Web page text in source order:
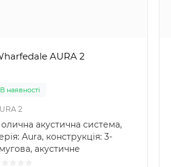
AURA 2
В наявності
2
акустична система,
Aura, конструкція: 3-
акустичне